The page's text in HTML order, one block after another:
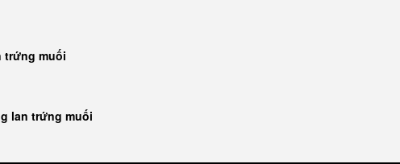
trứng muối
lan trứng muối